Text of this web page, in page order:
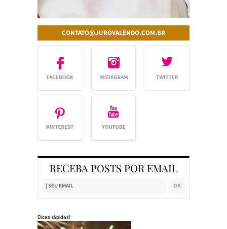
CONTATO@JUROVALENDO.COM.BR
RECEBA POSTS POR EMAIL
Dicas rápidas!